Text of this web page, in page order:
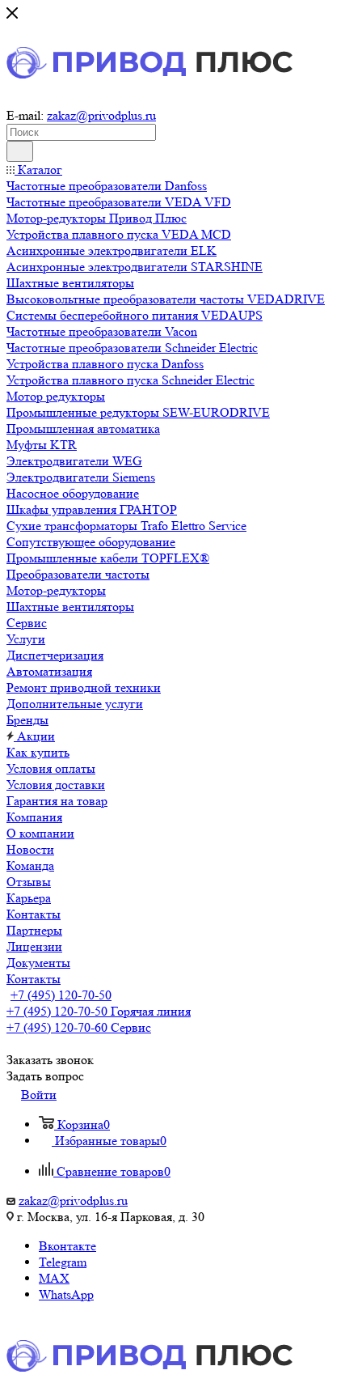
E-mail: zakaz@privodplus.ru
Каталог
Частотные преобразователи Danfoss
Частотные преобразователи VEDA VFD
Мотор-редукторы Привод Плюс
Устройства плавного пуска VEDA MCD
Асинхронные электродвигатели ELK
Асинхронные электродвигатели STARSHINE
Шахтные вентиляторы
Высоковольтные преобразователи частоты VEDADRIVE
Системы бесперебойного питания VEDAUPS
Частотные преобразователи Vacon
Частотные преобразователи Schneider Electric
Устройства плавного пуска Danfoss
Устройства плавного пуска Schneider Electric
Мотор редукторы
Промышленные редукторы SEW-EURODRIVE
Промышленная автоматика
Муфты KTR
Электродвигатели WEG
Электродвигатели Siemens
Насосное оборудование
Шкафы управления ГРАНТОР
Сухие трансформаторы Trafo Elettro Service
Сопутствующее оборудование
Промышленные кабели TOPFLEX®
Преобразователи частоты
Мотор-редукторы
Шахтные вентиляторы
Сервис
Услуги
Диспетчеризация
Автоматизация
Ремонт приводной техники
Дополнительные услуги
Бренды
Акции
Как купить
Условия оплаты
Условия доставки
Гарантия на товар
Компания
О компании
Новости
Команда
Отзывы
Карьера
Контакты
Партнеры
Лицензии
Документы
Контакты
+7 (495) 120-70-50
+7 (495) 120-70-50 Горячая линия
+7 (495) 120-70-60 Сервис
Заказать звонок
Задать вопрос
Войти
Корзина0
Избранные товары0
Сравнение товаров0
zakaz@privodplus.ru
г. Москва, ул. 16-я Парковая, д. 30
Вконтакте
Telegram
MAX
WhatsApp